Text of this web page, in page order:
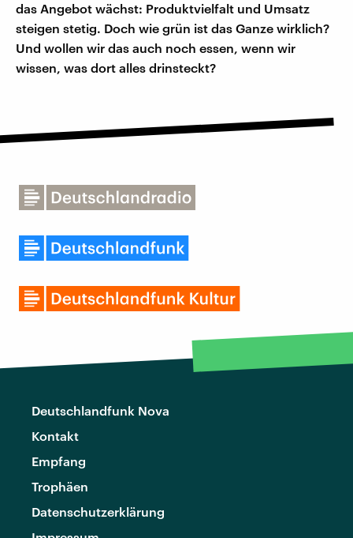
das Angebot wächst: Produktvielfalt und Umsatz
steigen stetig. Doch wie grün ist das Ganze wirklich?
Und wollen wir das auch noch essen, wenn wir
wissen, was dort alles drinsteckt?
Deutschlandfunk Nova
Kontakt
Empfang
Trophäen
Datenschutzerklärung